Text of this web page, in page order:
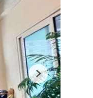
Next